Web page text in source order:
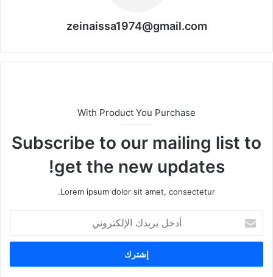
zeinaissa1974@gmail.com
With Product You Purchase
Subscribe to our mailing list to
get the new updates!
Lorem ipsum dolor sit amet, consectetur.
بريدك
الإلكتروني